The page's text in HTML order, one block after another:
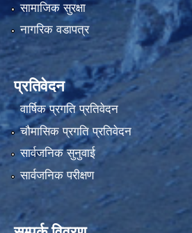
सामाजिक सुरक्षा
नागरिक वडापत्र
प्रतिवेदन
वार्षिक प्रगति प्रतिवेदन
चौमासिक प्रगति प्रतिवेदन
सार्वजनिक सुनुवाई
सार्वजनिक परीक्षण